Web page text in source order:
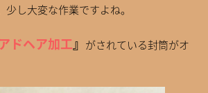
し大変な作業ですよね。
ドヘア加工』 がされている封筒がオ